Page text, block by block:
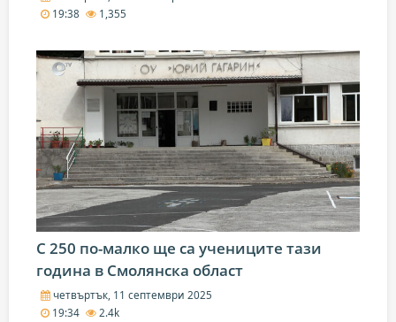
19:38
1,355
С 250 по-малко ще са учениците тази
година в Смолянска област
четвъртък, 11 септември 2025
19:34
2.4k